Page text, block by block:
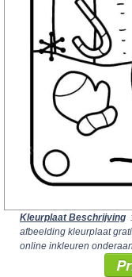
Kleurplaat Beschrijving
afbeelding kleurplaat
online inkleuren